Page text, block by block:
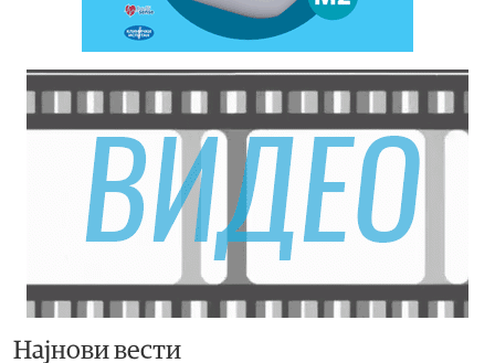
Најнови вести